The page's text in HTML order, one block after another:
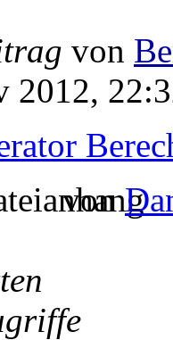
von
2012,
von